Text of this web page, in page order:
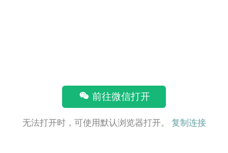
前往微信打开
无法打开时，可使用默认浏览器打开。 复制连接